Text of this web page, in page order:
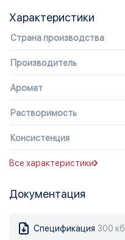
Характеристики
Страна производства
Производитель
Аромат
Растворимость
Консистенция
Все характеристики
Документация
Спецификация 300 кб